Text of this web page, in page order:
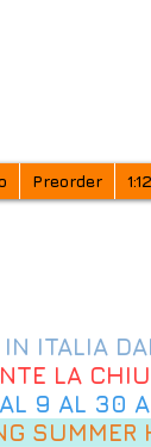
Preorder 1:12
IN ITALIA
LA
9 AL 30